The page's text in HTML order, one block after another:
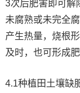
3次后肥害即可解
未腐熟或未完全
产生热量，烧根
及时，也可形成
4.1种植田土壤缺